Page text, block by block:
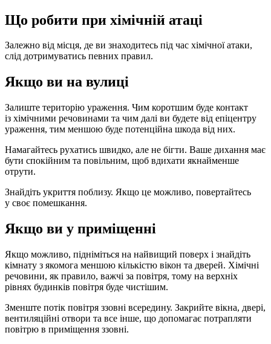
Що робити при хімічній атаці
Залежно від місця, де ви знаходитесь під час хімічної атаки,
слід дотримуватись певних правил.
Якщо ви на вулиці
Залиште територію ураження. Чим коротшим буде контакт
із хімічними речовинами та чим далі ви будете від епіцентру
ураження, тим меншою буде потенційна шкода від них.
Намагайтесь рухатись швидко, але не бігти. Ваше дихання має
бути спокійним та повільним, щоб вдихати якнайменше
отрути.
Знайдіть укриття поблизу. Якщо це можливо, повертайтесь
у своє помешкання.
Якщо ви у приміщенні
Якщо можливо, підніміться на найвищий поверх і знайдіть
кімнату з якомога меншою кількістю вікон та дверей. Хімічні
речовини, як правило, важчі за повітря, тому на верхніх
рівнях будинків повітря буде чистішим.
Зменште потік повітря ззовні всередину. Закрийте вікна, двері,
вентиляційні отвори та все інше, що допомагає потрапляти
повітрю в приміщення ззовні.